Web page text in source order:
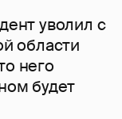
уволил с
области
него
будет